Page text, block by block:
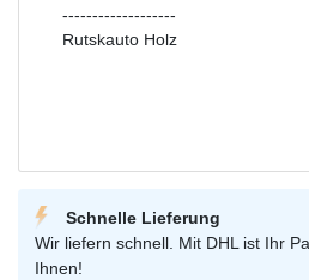
-------------------
Rutskauto Holz
Schnelle Lieferung
Wir liefern schnell. Mit DHL ist Ihr
Ihnen!